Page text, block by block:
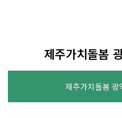
제주가치돌봄
제주가치돌봄 광